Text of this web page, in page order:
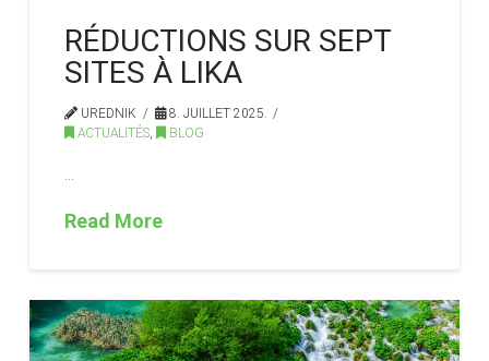
RÉDUCTIONS SUR SEPT
SITES À LIKA
UREDNIK
8. JUILLET 2025.
ACTUALITÉS, BLOG
Read More